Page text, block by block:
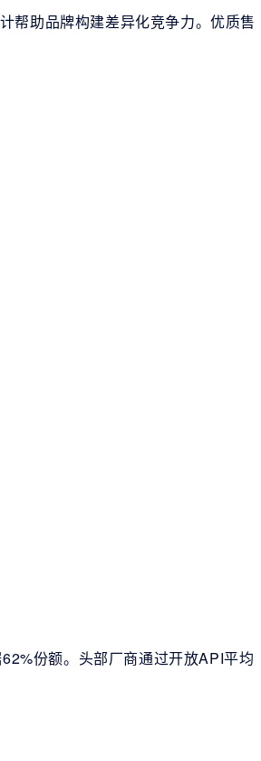
帮助品牌构建差异化竞争力。优质售
份额。头部厂商通过开放API平均